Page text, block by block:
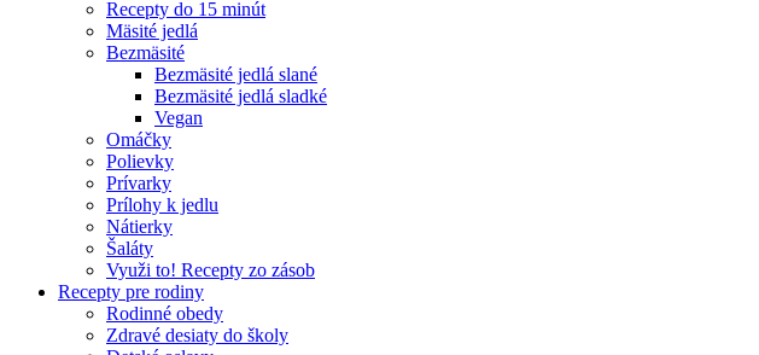
Recepty do 15 minút
Mäsité jedlá
Bezmäsité
Bezmäsité jedlá slané
Bezmäsité jedlá sladké
Vegan
Omáčky
Polievky
Prívarky
Prílohy k jedlu
Nátierky
Šaláty
Využi to! Recepty zo zásob
Recepty pre rodiny
Rodinné obedy
Zdravé desiaty do školy